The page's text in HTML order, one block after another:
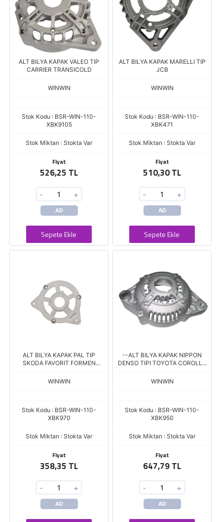
ALT BILYA KAPAK VALEO TIP
CARRIER TRANSICOLD
WINWIN
Stok Kodu : BSR-WIN-110-
XBK9105
Stok Miktarı : Stokta Var
Fiyat
526,25 TL
- +
AD
Sepete Ekle
ALT BILYA KAPAK MARELLI TIP
JCB
WINWIN
Stok Kodu : BSR-WIN-110-
XBK471
Stok Miktarı : Stokta Var
Fiyat
510,30 TL
- +
AD
Sepete Ekle
ALT BILYA KAPAK PAL TIP
SKODA FAVORIT FORMEN
WINWIN
Stok Kodu : BSR-WIN-110-
XBK970
Stok Miktarı : Stokta Var
Fiyat
358,35 TL
- +
AD
--ALT BILYA KAPAK NIPPON
DENSO TIPI TOYOTA COROLLA
97
WINWIN
Stok Kodu : BSR-WIN-110-
XBK950
Stok Miktarı : Stokta Var
Fiyat
647,79 TL
- +
AD